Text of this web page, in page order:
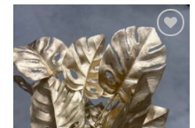
Add to
wishlist